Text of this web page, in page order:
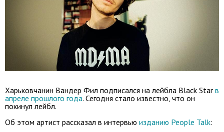
Харьковчанин Вандер Фил подписался на лейбла Black Star в
апреле прошлого года. Сегодня стало известно, что он
покинул лейбл.
Об этом артист рассказал в интервью изданию People Talk: